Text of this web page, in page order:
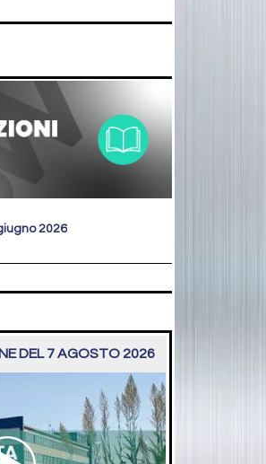
2026
DEL 7 AGOSTO 2026